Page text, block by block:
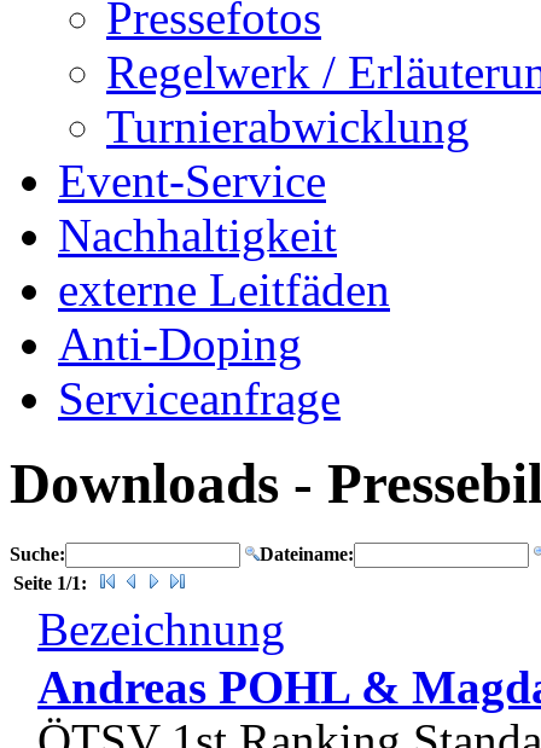
Pressefotos
Regelwerk /
Turnierabwicklung
Event-Service
Nachhaltigkeit
externe Leitfäden
Anti-Doping
Serviceanfrage
Downloads -
Suche:
Dateiname:
Seite 1/1:
Bezeichnung
Andreas POHL &